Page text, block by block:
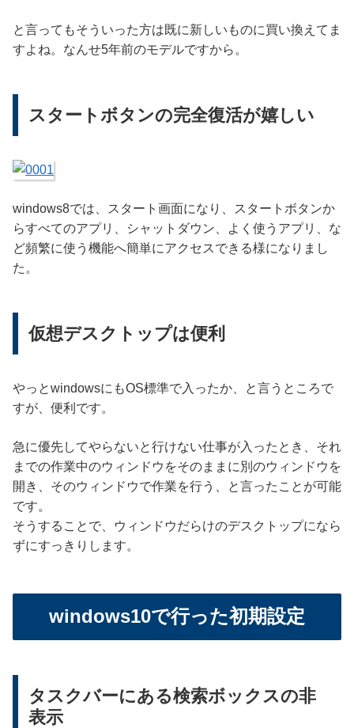
と言ってもそういった方は既に新しいものに買い換えてま
すよね。なんせ5年前のモデルですから。
スタートボタンの完全復活が嬉しい
windows8では、スタート画面になり、スタートボタンか
らすべてのアプリ、シャットダウン、よく使うアプリ、な
ど頻繁に使う機能へ簡単にアクセスできる様になりまし
た。
仮想デスクトップは便利
やっとwindowsにもOS標準で入ったか、と言うところで
すが、便利です。
急に優先してやらないと行けない仕事が入ったとき、それ
までの作業中のウィンドウをそのままに別のウィンドウを
開き、そのウィンドウで作業を行う、と言ったことが可能
です。
そうすることで、ウィンドウだらけのデスクトップになら
ずにすっきりします。
windows10で行った初期設定
タスクバーにある検索ボックスの非
表示